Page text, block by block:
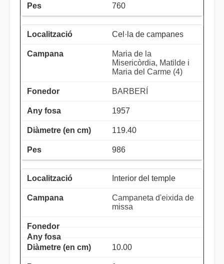
760
Cel·la de campanes
Maria de la
Misericòrdia, Matilde i
Maria del Carme (4)
BARBERÍ
1957
119.40
986
Interior del temple
Campaneta d'eixida de
missa
10.00